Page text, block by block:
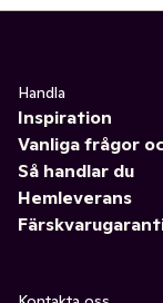
Handla
Inspiration
Vanliga frågor
Så handlar du
Hemleverans